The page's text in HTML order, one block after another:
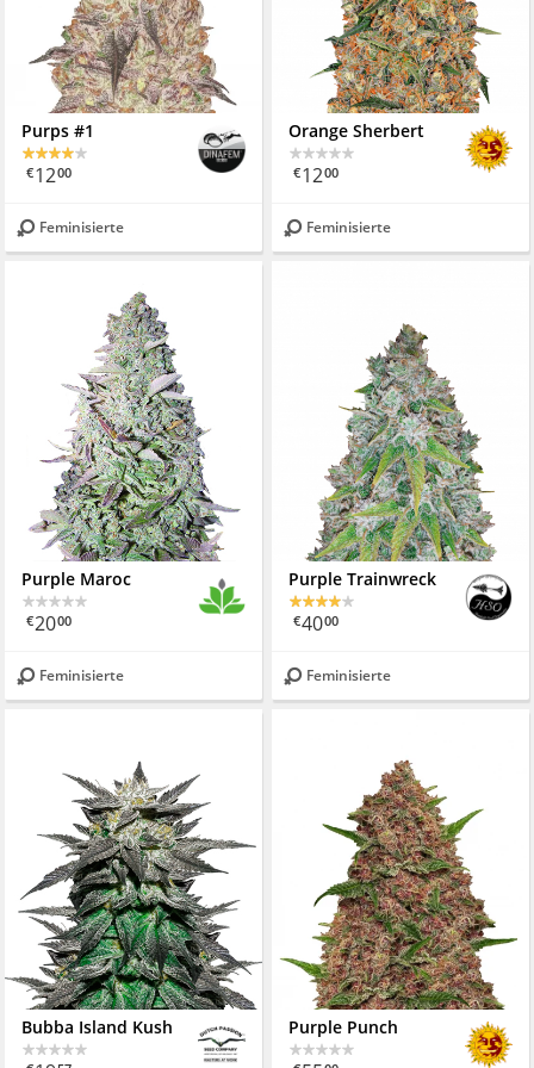
Purps #1
€1200
Feminisierte
Orange Sherbert
€1200
Feminisierte
Purple Maroc
€2000
Feminisierte
Purple Trainwreck
€4000
Feminisierte
Bubba Island Kush Purple Punch